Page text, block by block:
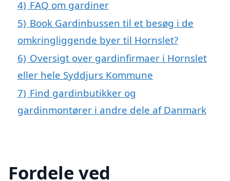
4) FAQ om gardiner
5) Book Gardinbussen til et besøg i de
omkringliggende byer til Hornslet?
6) Oversigt over gardinfirmaer i Hornslet
eller hele Syddjurs Kommune
7) Find gardinbutikker og
gardinmontører i andre dele af Danmark
Fordele ved